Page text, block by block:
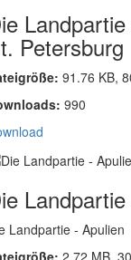
Petersburg
91.76 KB,
990
Landpartie - Apulien